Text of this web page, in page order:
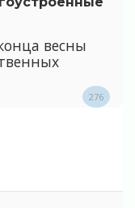
весны
276